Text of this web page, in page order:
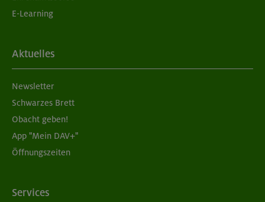
E-Learning
Aktuelles
Newsletter
Schwarzes Brett
Obacht geben!
App "Mein DAV+"
Öffnungszeiten
Services